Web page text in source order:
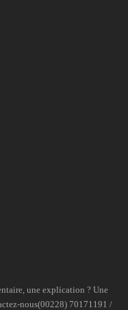
une explication ? Une
nous(00228) 70171191 /